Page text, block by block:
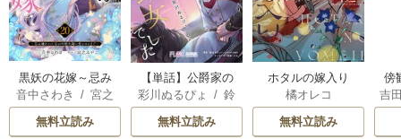
黒妖の花嫁～忌み
嫌われた私が冷酷
大尉に愛されるま
で～
音中さわき /宮之
みやこ
無料立読み
【単話】公爵家の
長女でした
彩川ぬるぴょ /鈴
音さや/たむ
無料立読み
ホタルの嫁入り
橘オレコ
無料立読み
傍
吉